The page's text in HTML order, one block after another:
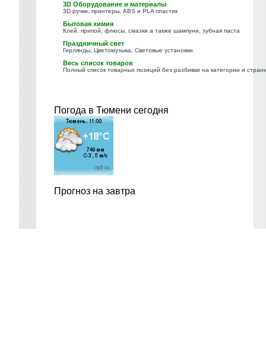
3D Оборудование и материалы
3D ручки, принтеры, ABS и PLA пластик
Бытовая химия
Клей, припой, флюсы, смазки а также шампуни, зубная паста
Праздничный свет
Гирлянды, Цветомузыка, Световые установки
Весь список товаров
Полный список товарных позиций без разбивки на категории и
Погода в Тюмени сегодня
Прогноз на завтра